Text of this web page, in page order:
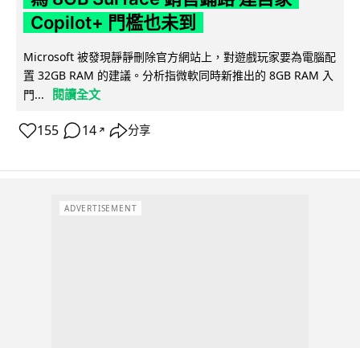
Copilot+ 門檻也未到
Microsoft 被發現靜靜刪除官方網站上，對遊戲玩家要為電腦配
置 32GB RAM 的建議。分析指微軟同時新推出的 8GB RAM 入
門...
閱讀全文
155 14 ↗ 分享
ADVERTISEMENT